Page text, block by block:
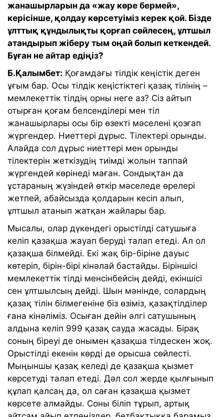
жанашырларын да «жау көре бермей»,
керісінше, қолдау көрсетуіміз керек қой. Бізде
ұлттық құндылықты қорғап сөйлесең, ұлтшыл
атандырып жіберу тым оңай болып кеткендей.
Бұған не айтар едіңіз?
Б.Қалымбет: Қоғамдағы тілдік кеңістік деген
ұғым бар. Осы тілдік кеңістіктегі қазақ тілінің –
мемлекеттік тілдің орны неге аз? Сіз айтып
отырған қоғам белсенділері мен тіл
жанашырлары осы бір өзекті мәселені қозғап
жүргендер. Ниеттері дұрыс. Тілектері орынды.
Алайда сол дұрыс ниеттері мен орынды
тілектерін жеткізудің тиімді жолын таппай
жүргендей көрінеді маған. Сондықтан да
ұстараның жүзіндей өткір мәселеде өрелері
жетпей, абайсызда қолдарын кесіп алып,
ұлтшыл атанып жатқан жайлары бар.
Мысалы, олар дүкендегі орыстілді сатушыға
келіп қазақша жауап беруді талап етеді. Ал ол
қазақша білмейді. Екі жақ бір-біріне дауыс
көтеріп, бірін-бірі кінәлай бастайды. Біріншісі
мемлекеттік тілді менсінбейсің дейді, екіншісі
сен ұлтшылсың дейді. Шын мәнінде, солардың
қазақ тілін білмегеніне біз өзіміз, қазақтілділер
ғана кінәліміз. Осыған дейін әлгі сатушының
алдына келіп 999 қазақ сауда жасады. Бірақ
соның біреуі де онымен қазақша тілдескен жоқ.
Орыстілді екенін көрді де орысша сөйлесті.
Мыңыншы қазақ келеді де қазақша қызмет
көрсетуді талап етеді. Дәл сол жерде қылғынып
құлап қалсаң да, ол саған қазақша қызмет
көрсете алмайды. Соны біліп тұрып, артық